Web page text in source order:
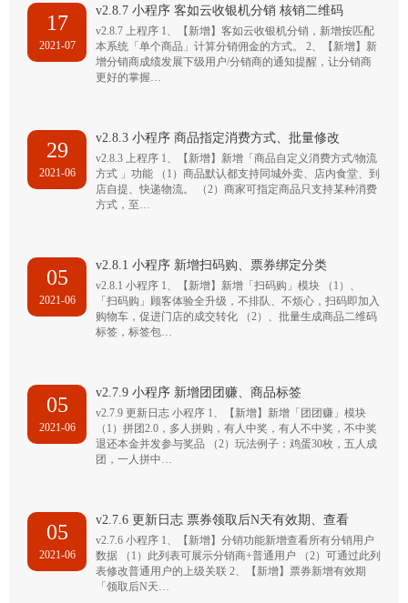
17
2021-07
v2.8.7 小程序 客如云收银机分销 核销二维码
v2.8.7 上程序 1、【新增】客如云收银机分销，新增按匹配
本系统「单个商品」计算分销佣金的方式。 2、【新增】新
增分销商成绩发展下级用户/分销商的通知提醒，让分销商
更好的掌握…
29
2021-06
v2.8.3 小程序 商品指定消费方式、批量修改
v2.8.3 上程序 1、【新增】新增「商品自定义消费方式/物流
方式 」功能 （1）商品默认都支持同城外卖、店内食堂、到
店自提、快递物流。 （2）商家可指定商品只支持某种消费
方式，至…
05
2021-06
v2.8.1 小程序 新增扫码购、票券绑定分类
v2.8.1 小程序 1、【新增】新增「扫码购」模块 （1）、
「扫码购」顾客体验全升级，不排队、不烦心，扫码即加入
购物车，促进门店的成交转化 （2）、批量生成商品二维码
标签，标签包…
05
2021-06
v2.7.9 小程序 新增团团赚、商品标签
v2.7.9 更新日志 小程序 1、【新增】新增「团团赚」模块
（1）拼团2.0，多人拼购，有人中奖，有人不中奖，不中奖
退还本金并发参与奖品 （2）玩法例子：鸡蛋30枚，五人成
团，一人拼中…
05
2021-06
v2.7.6 更新日志 票券领取后N天有效期、查看
v2.7.6 小程序 1、【新增】分销功能新增查看所有分销用户
数据 （1）此列表可展示分销商+普通用户 （2）可通过此列
表修改普通用户的上级关联 2、【新增】票券新增有效期
「领取后N天…